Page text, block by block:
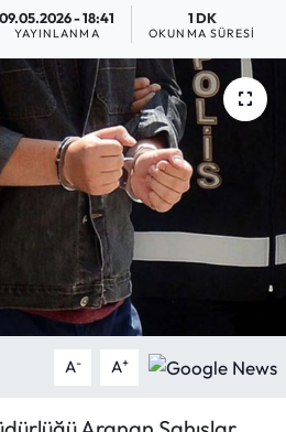
09.05.2026 - 18:41
YAYINLANMA
1 DK
OKUNMA SÜRESI
A- A+
Haberleri